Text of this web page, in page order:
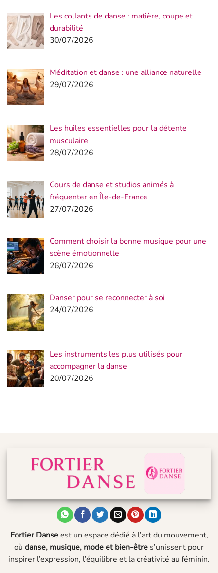
Les collants de danse : matière, coupe et
durabilité
30/07/2026
Méditation et danse : une alliance naturelle
29/07/2026
Les huiles essentielles pour la détente
musculaire
28/07/2026
Cours de danse et studios animés à
fréquenter en Île-de-France
27/07/2026
Comment choisir la bonne musique pour une
scène émotionnelle
26/07/2026
Danser pour se reconnecter à soi
24/07/2026
Les instruments les plus utilisés pour
accompagner la danse
20/07/2026
Fortier Danseest un espace dédié à l’art du mouvement,
où danse, musique, mode et bien-être s’unissent pour
inspirer l’expression, l’équilibre et la créativité au féminin.